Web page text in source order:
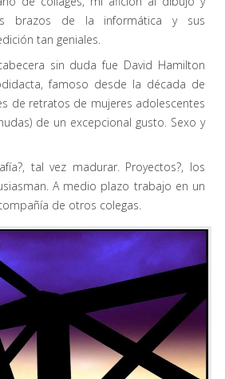
brazos de la informática y sus
tan geniales.
sin duda fue David Hamilton
famoso desde la década de
de retratos de mujeres adolescentes
de un excepcional gusto. Sexo y
tal vez madurar. Proyectos?, los
A medio plazo trabajo en un
de otros colegas.